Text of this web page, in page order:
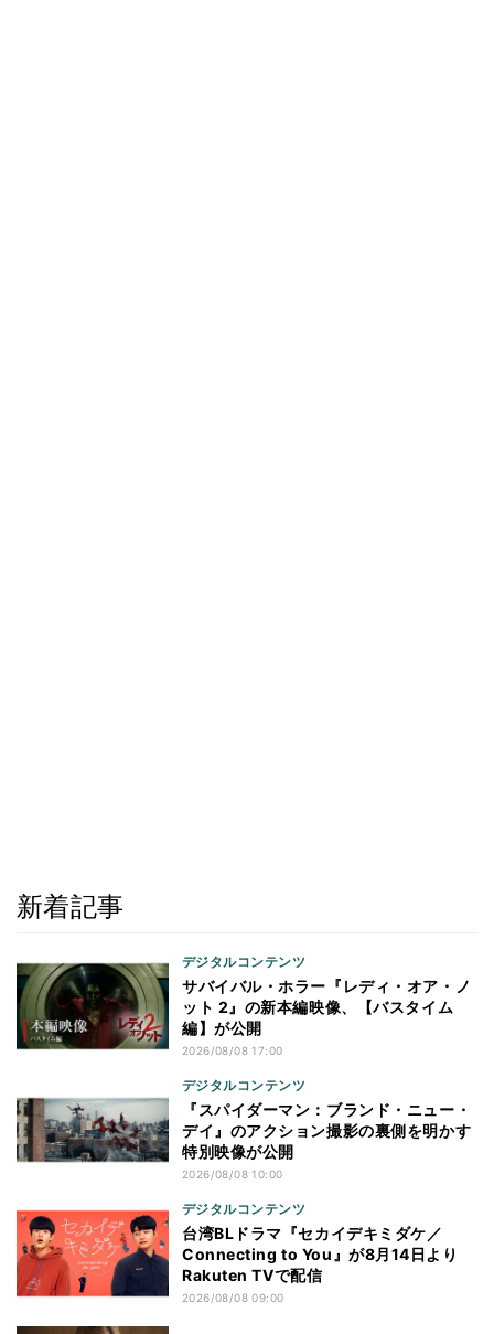
新着記事
デジタルコンテンツ
サバイバル・ホラー『レディ・オア・ノ
ット 2』の新本編映像、【バスタイム
編】が公開
2026/08/08 17:00
デジタルコンテンツ
『スパイダーマン：ブランド・ニュー・
デイ』のアクション撮影の裏側を明かす
特別映像が公開
2026/08/08 10:00
デジタルコンテンツ
台湾BLドラマ『セカイデキミダケ／
Connecting to You』が8月14日より
Rakuten TVで配信
2026/08/08 09:00